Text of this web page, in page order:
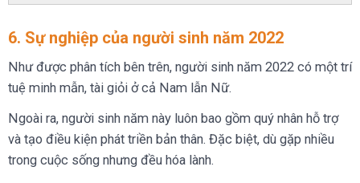
6. Sự nghiệp của người sinh năm 2022
Như được phân tích bên trên, người sinh năm 2022 có một trí
tuệ minh mẫn, tài giỏi ở cả Nam lẫn Nữ.
Ngoài ra, người sinh năm này luôn bao gồm quý nhân hỗ trợ
và tạo điều kiện phát triền bản thân. Đặc biệt, dù gặp nhiều
trong cuộc sống nhưng đều hóa lành.